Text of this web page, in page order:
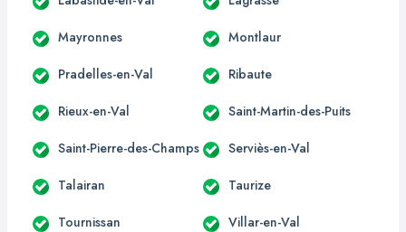
Mayronnes Montlaur
Pradelles-en-Val Ribaute
Rieux-en-Val Saint-Martin-des-Puits
Saint-Pierre-des-Champs Serviès-en-Val
Talairan Taurize
Tournissan Villar-en-Val